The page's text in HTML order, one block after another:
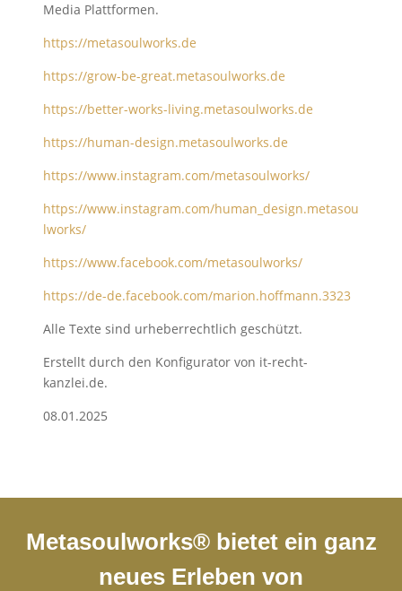
Media Plattformen.
https://metasoulworks.de
https://grow-be-great.metasoulworks.de
https://better-works-living.metasoulworks.de
https://human-design.metasoulworks.de
https://www.instagram.com/metasoulworks/
https://www.instagram.com/human_design.metasou
lworks/
https://www.facebook.com/metasoulworks/
https://de-de.facebook.com/marion.hoffmann.3323
Alle Texte sind urheberrechtlich geschützt.
Erstellt durch den Konfigurator von it-recht-
kanzlei.de.
08.01.2025
Metasoulworks® bietet ein ganz
neues Erleben von